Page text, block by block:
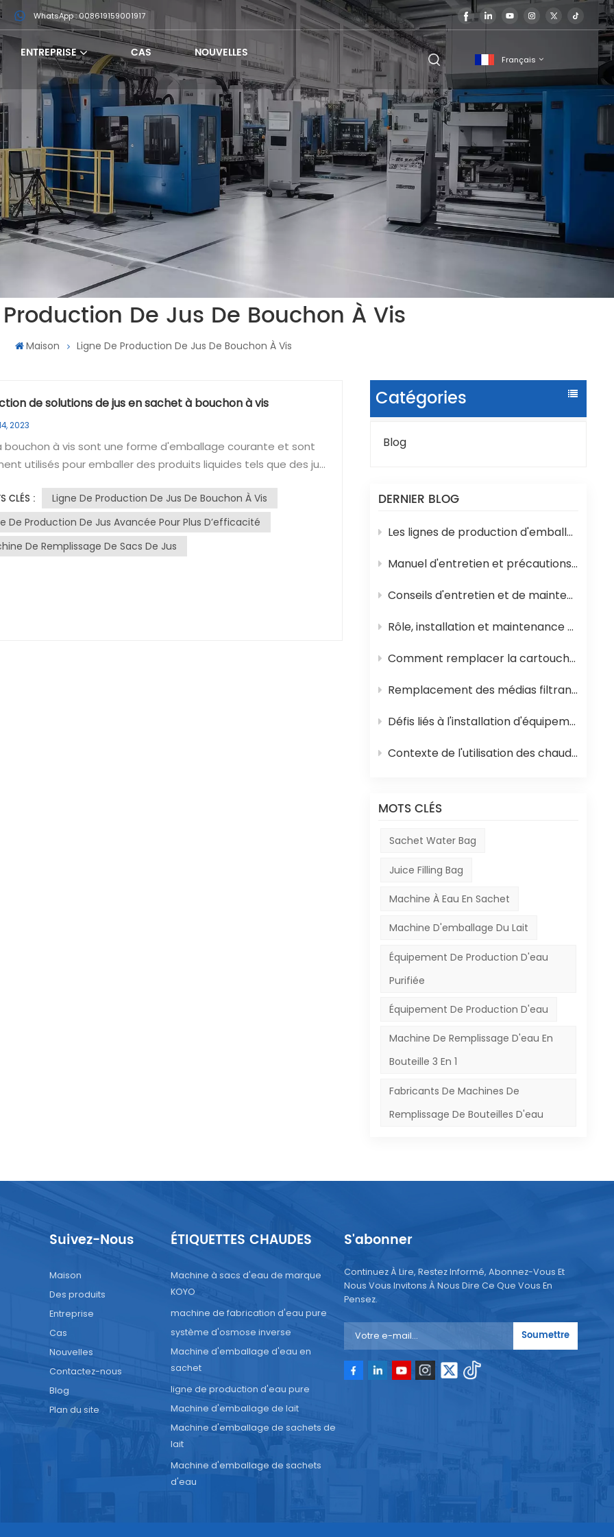
WhatsApp : 008619159001917
ENTREPRISE CAS
NOUVELLES
Français
English
français
De Jus De Bouchon À Vis
Maison Ligne De Production De Jus De Bouchon À Vis
Catégories
Blog
DERNIER BLOG
Les lignes de production d'emballages liquides en sachets sont sujettes à divers problèmes techniques en cours de fonctionnement.
Manuel d'entretien et précautions d'emploi de la machine de remplissage d'eau en bouteille 3 en 1
Conseils d'entretien et de maintenance pour les machines de remplissage de yaourts et de lait en pots
Rôle, installation et maintenance des équipements de stérilisation UHT pour jus
Comment remplacer la cartouche filtrante en polypropylène et la membrane d'osmose inverse d'un système d'osmose inverse
Remplacement des médias filtrants dans les équipements de traitement de l'eau
Défis liés à l'installation d'équipements en Afrique
Contexte de l'utilisation des chaudières à mazout en Afrique et de leur rôle dans la production de boissons
MOTS CLÉS
Sachet Water Bag
Juice Filling Bag
Machine À Eau En Sachet
Machine D'emballage Du Lait
Équipement De Production D'eau
Purifiée
Équipement De Production D'eau
Machine De Remplissage D'eau En
Bouteille 3 En 1
Fabricants De Machines De
Remplissage De Bouteilles D'eau
de solutions de jus en sachet à bouchon à vis
2023
sont une forme d'emballage courante et sont
utilisés pour emballer des produits liquides tels que des jus
ligne de production de jus de sac à bouchon à vis:1. Traitez
: filtrez les ressources en eau douce telles que l'eau de
l'eau de rivière en eau pure. Traitement de l'eau OI
Préparation des matières premières : Tout d'abord,
CLÉS :
Ligne De Production De Jus De Bouchon À Vis
De Production De Jus Avancée Pour Plus D’efficacité
De Remplissage De Sacs De Jus
Suivez-Nous
Maison
Des produits
Entreprise
Cas
Nouvelles
Contactez-nous
Blog
Plan du site
ÉTIQUETTES CHAUDES
Machine à sacs d'eau de marque
KOYO
machine de fabrication d'eau pure
système d'osmose inverse
Machine d'emballage d'eau en
sachet
ligne de production d'eau pure
Machine d'emballage de lait
Machine d'emballage de sachets de
lait
Machine d'emballage de sachets
d'eau
S'abonner
Continuez À Lire, Restez Informé, Abonnez-Vous Et
Nous Vous Invitons À Nous Dire Ce Que Vous En
Pensez.
Soumettre